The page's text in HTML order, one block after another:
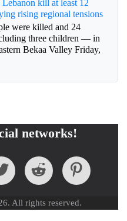
kill at least 12
rising regional tensions
were killed and 24
three children — in
Bekaa Valley Friday,
networks!
All rights reserved.